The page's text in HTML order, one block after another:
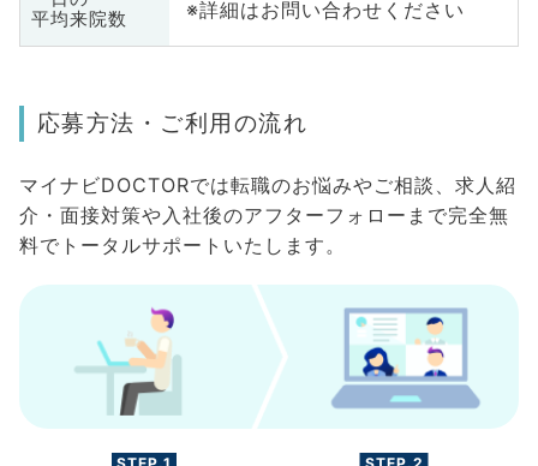
平均来院数
※詳細はお問い合わせください
応募方法・ご利用の流れ
マイナビDOCTORでは転職のお悩みやご相談、求人紹
介・面接対策や入社後のアフターフォローまで完全無
料でトータルサポートいたします。